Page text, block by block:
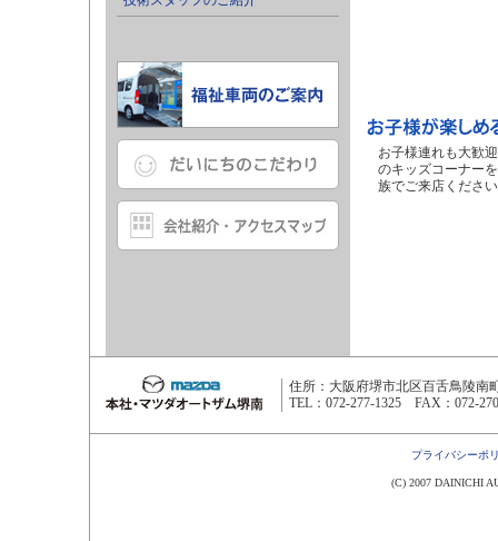
お子様連れも大歓
のキッズコーナー
族でご来店くださ
住所：大阪府堺市北区百舌鳥陵南
TEL：072-277-1325 FAX：072-
プライバシーポ
(C) 2007 DAINICHI